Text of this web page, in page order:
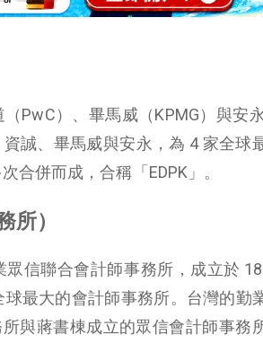
PwC）、畢馬威（KPMG）與安
誠、畢馬威與安永，為 4 家全球
合併而成，合稱「EDPK」。
）
信聯合會計師事務所，成立於
最大的會計師事務所。台灣的勤
與蔣書棟成立的眾信會計師事務